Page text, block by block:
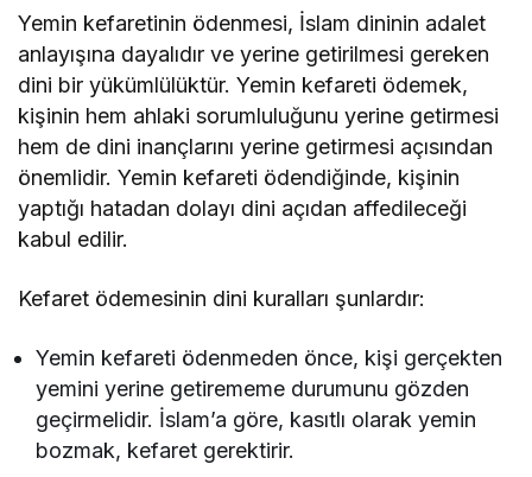
Yemin kefaretinin ödenmesi, İslam dininin adalet
anlayışına dayalıdır ve yerine getirilmesi gereken
dini bir yükümlülüktür. Yemin kefareti ödemek,
kişinin hem ahlaki sorumluluğunu yerine getirmesi
hem de dini inançlarını yerine getirmesi açısından
önemlidir. Yemin kefareti ödendiğinde, kişinin
yaptığı hatadan dolayı dini açıdan affedileceği
kabul edilir.
Kefaret ödemesinin dini kuralları şunlardır:
Yemin kefareti ödenmeden önce, kişi gerçekten
yemini yerine getirememe durumunu gözden
geçirmelidir. İslam’a göre, kasıtlı olarak yemin
bozmak, kefaret gerektirir.